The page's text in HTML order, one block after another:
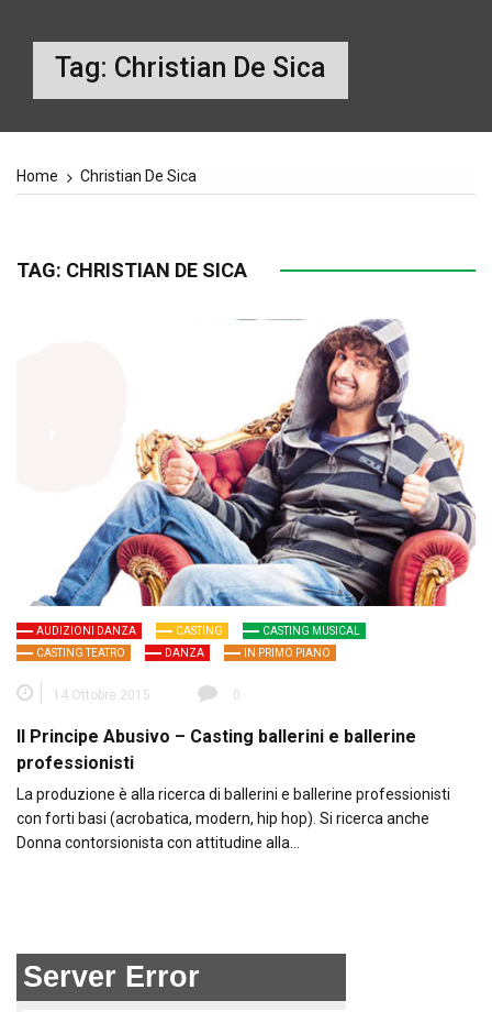
Tag: Christian De Sica
Home Christian De Sica
TAG: CHRISTIAN DE SICA
AUDIZIONI DANZA CASTING
CASTING MUSICAL
CASTING TEATRO
DANZA IN PRIMO PIANO
14 Ottobre 2015 0
Il Principe Abusivo – Casting ballerini e ballerine
professionisti
La produzione è alla ricerca di ballerini e ballerine professionisti
con forti basi (acrobatica, modern, hip hop). Si ricerca anche
Donna contorsionista con attitudine alla…